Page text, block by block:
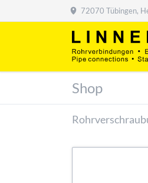
72070 Tübingen,
Shop